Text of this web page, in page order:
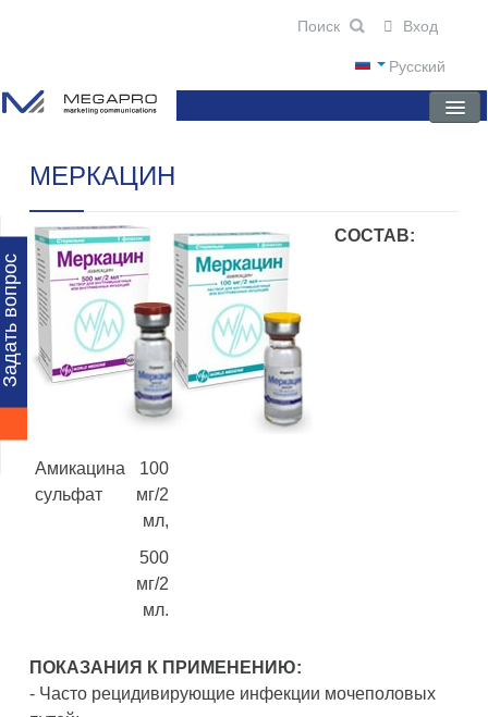
вопрос
Русский
Вход
ГЛАВНАЯ
О КОМПАНИИ
НОВОСТИ
ПРЕПАРАТЫ
НАУЧНЫЕ ПУБЛИКАЦИИ
ПАРТНЕРЫ
МЕРКАЦИН
СОСТАВ:
Амикацина
сульфат
100
мг/2
мл,
500
мг/2
мл.
ПОКАЗАНИЯ К ПРИМЕНЕНИЮ:
- Часто рецидивирующие инфекции мочеполовых